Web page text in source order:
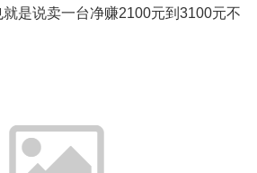
是说卖一台净赚2100元到3100元不